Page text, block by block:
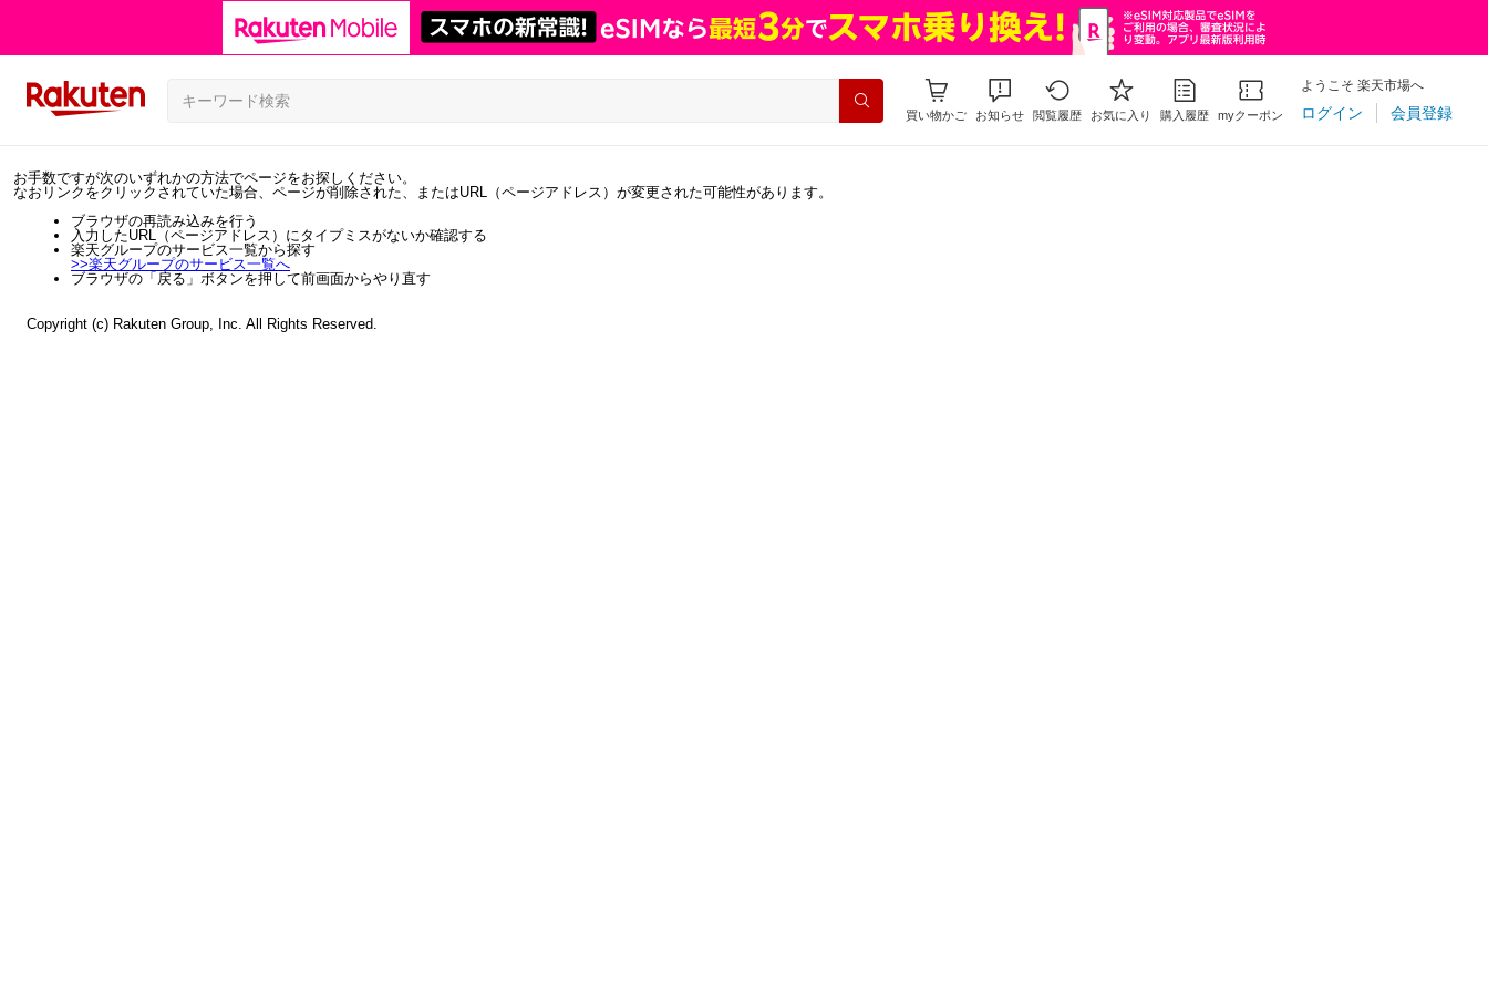
買い物かご お知らせ 閲覧履歴 お気に入り 購入履歴 myクーポン
ようこそ 楽天市場へ
ログイン 会員登録
お手数ですが次のいずれかの方法でページをお探しください。
なおリンクをクリックされていた場合、ページが削除された、またはURL（ページアドレス）が変更された可能性があります。
ブラウザの再読み込みを行う
入力したURL（ページアドレス）にタイプミスがないか確認する
楽天グループのサービス一覧から探す
>>楽天グループのサービス一覧へ
ブラウザの「戻る」ボタンを押して前画面からやり直す
Copyright (c) Rakuten Group, Inc. All Rights Reserved.